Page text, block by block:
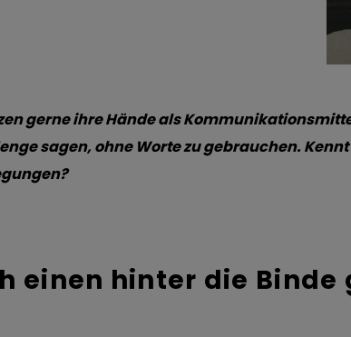
gerne ihre Hände als
sagen, ohne Worte zu gebrauchen.
einen hinter die